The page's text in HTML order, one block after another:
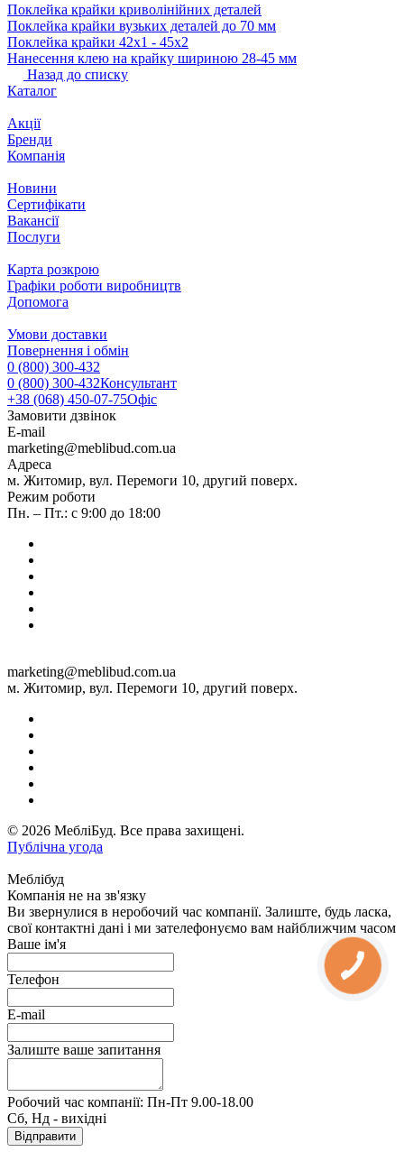
Поклейка крайки криволінійних деталей
Поклейка крайки вузьких деталей до 70 мм
Поклейка крайки 42х1 ‐ 45х2
Нанесення клею на крайку шириною 28-45 мм
Назад до списку
Каталог
Акції
Бренди
Компанія
Новини
Сертифікати
Вакансії
Послуги
Карта розкрою
Графіки роботи виробництв
Допомога
Умови доставки
Повернення і обмін
0 (800) 300-432
0 (800) 300-432Консультант
+38 (068) 450-07-75Офіс
Замовити дзвінок
E-mail
marketing@meblibud.com.ua
Адреса
м. Житомир, вул. Перемоги 10, другий поверх.
Режим роботи
Пн. – Пт.: с 9:00 до 18:00
marketing@meblibud.com.ua
м. Житомир, вул. Перемоги 10, другий поверх.
© 2026 МебліБуд. Все права захищені.
Публічна угода
Меблібуд
Компанія не на зв'язку
Ви звернулися в неробочий час компанії. Залиште, будь ласка,
свої контактні дані і ми зателефонуємо вам найближчим часом
Ваше ім'я
Телефон
E-mail
Залиште ваше запитання
Робочий час компанії: Пн-Пт 9.00-18.00
Сб, Нд - вихідні